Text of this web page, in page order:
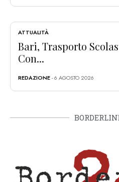
ATTUALITÀ
Bari, Trasporto
Con...
REDAZIONE- 6 AGOSTO 2026